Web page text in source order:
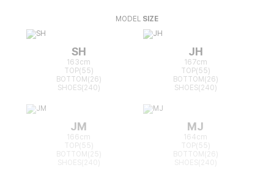
MODEL SIZE
SH
163cm
TOP(55)
BOTTOM(26)
SHOES(240)
JH
167cm
TOP(55)
BOTTOM(26)
SHOES(240)
JM
166cm
TOP(55)
BOTTOM(25)
MJ
164cm
TOP(55)
BOTTOM(26)